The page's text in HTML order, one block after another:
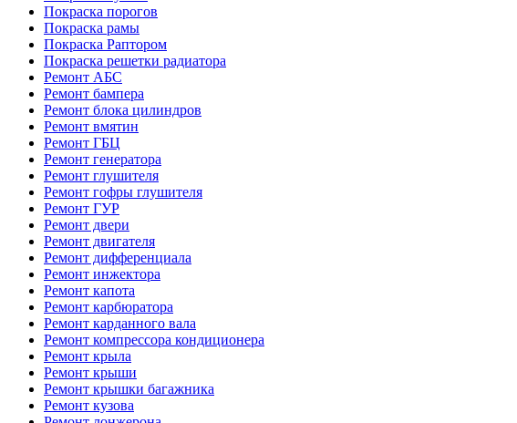
Покраска порогов
Покраска рамы
Покраска Раптором
Покраска решетки радиатора
Ремонт АБС
Ремонт бампера
Ремонт блока цилиндров
Ремонт вмятин
Ремонт ГБЦ
Ремонт генератора
Ремонт глушителя
Ремонт гофры глушителя
Ремонт ГУР
Ремонт двери
Ремонт двигателя
Ремонт дифференциала
Ремонт инжектора
Ремонт капота
Ремонт карбюратора
Ремонт карданного вала
Ремонт компрессора кондиционера
Ремонт крыла
Ремонт крыши
Ремонт крышки багажника
Ремонт кузова